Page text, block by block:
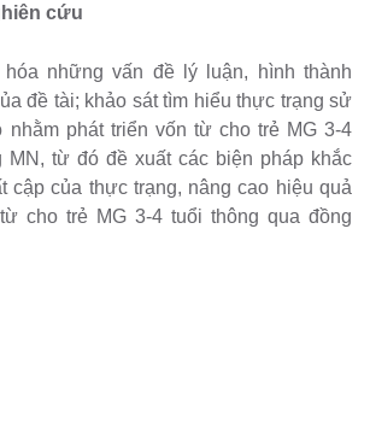
cứu
hóa những vấn đề lý luận, hình thành
đề tài; khảo sát tìm hiểu thực trạng sử
nhằm phát triển vốn từ cho trẻ MG 3-4
MN, từ đó đề xuất các biện pháp khắc
cập của thực trạng, nâng cao hiệu quả
cho trẻ MG 3-4 tuổi thông qua đồng